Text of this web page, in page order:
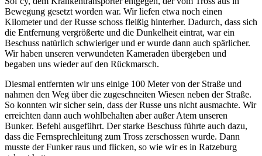
Bewegung gesetzt worden war. Wir liefen etwa noch einen
Kilometer und der Russe schoss fleißig hinterher. Dadurch, dass sich
die Entfernung vergrößerte und die Dunkelheit eintrat, war ein
Beschuss natürlich schwieriger und er wurde dann auch spärlicher.
Wir haben unseren verwundeten Kameraden übergeben und
begaben uns wieder auf den Rückmarsch.
Diesmal entfernten wir uns einige 100 Meter von der Straße und
nahmen den Weg über die zugeschneiten Wiesen neben der Straße.
So konnten wir sicher sein, dass der Russe uns nicht ausmachte. Wir
erreichten dann auch wohlbehalten aber außer Atem unseren
Bunker. Befehl ausgeführt. Der starke Beschuss führte auch dazu,
dass die Fernsprechleitung zum Tross zerschossen wurde. Dann
musste der Funker raus und flicken, so wie wir es in Ratzeburg